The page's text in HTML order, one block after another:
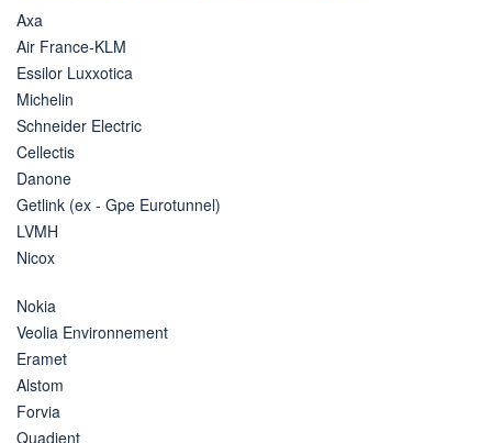
Axa
Air France-KLM
Essilor Luxxotica
Michelin
Schneider Electric
Cellectis
Danone
Getlink (ex - Gpe Eurotunnel)
LVMH
Nicox
Nokia
Veolia Environnement
Eramet
Alstom
Forvia
Quadient